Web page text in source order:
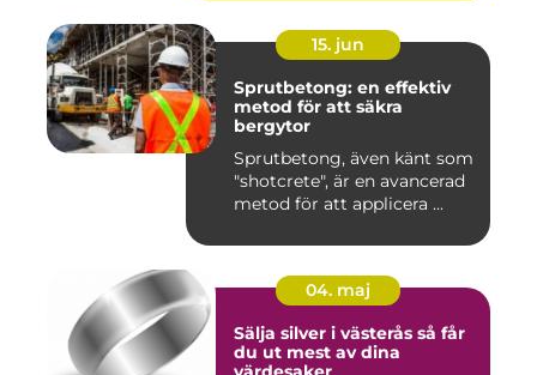
15. jun
Sprutbetong: en effektiv
metod för att säkra
bergytor
Sprutbetong, även känt som
"shotcrete", är en avancerad
metod för att applicera ...
04. maj
Sälja silver i västerås så får
du ut mest av dina